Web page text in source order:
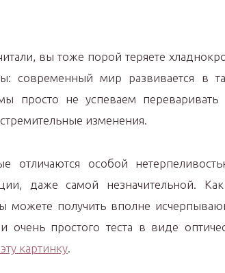
вы тоже порой теряете
современный мир развивается в
просто не успеваем переваривать
изменения.
особой
даже самой незначительной.
можете получить вполне
простого теста в виде
картинку.